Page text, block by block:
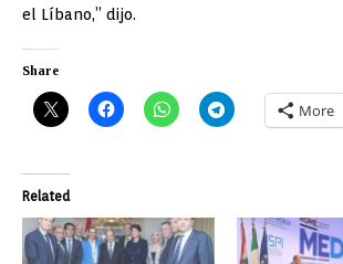
el Líbano,” dijo.
Share
More
Related